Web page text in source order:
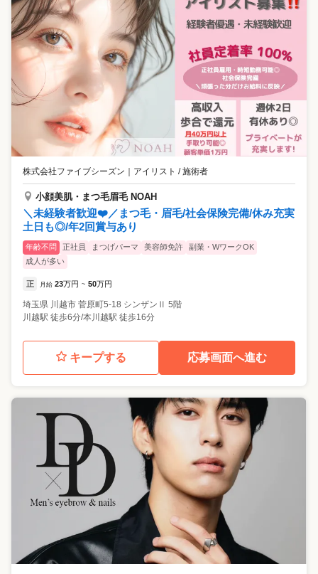
株式会社ファイブシーズン ｜ アイリスト / 施術者
小顔美肌・まつ毛眉毛 NOAH
＼未経験者歓迎❤️／まつ毛・眉毛/社会保険完備/休み充実
土日も◎/年2回賞与あり
年齢不問 正社員 まつげパーマ 美容師免許
副業・WワークOK
成人が多い
正 月給 23万円 ~ 50万円
埼玉県 川越市 菅原町5-18 シンザンⅡ 5階
川越駅 徒歩6分/本川越駅 徒歩16分
キープする 応募画面へ進む